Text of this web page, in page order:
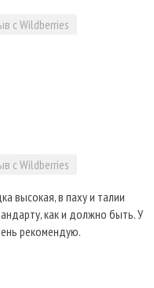
с Wildberries
с Wildberries
высокая, в паху и талии
как и должно быть. У
рекомендую.